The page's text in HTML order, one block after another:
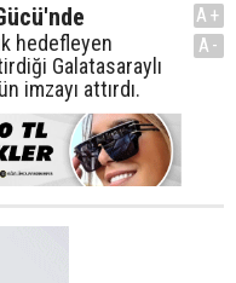
hedefleyen
Galatasaraylı
imzayı attırdı.
A+
A-